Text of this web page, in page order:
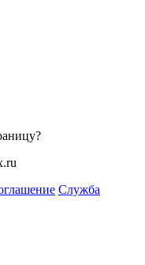
Служба